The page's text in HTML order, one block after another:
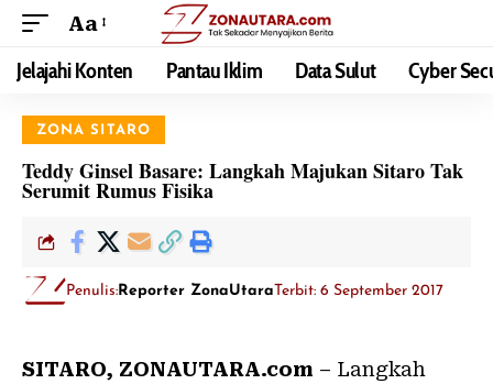
Aa
Jelajahi Konten Pantau Iklim Data Sulut Cyber
ZONA SITARO
Teddy Ginsel Basare: Langkah Majukan Sitaro Tak
Serumit Rumus Fisika
Penulis: Reporter ZonaUtaraTerbit: 6 September 2017
SITARO, ZONAUTARA.com – Langkah